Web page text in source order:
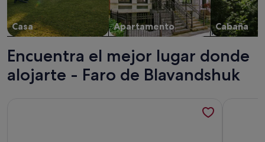
Casa Apartamento Cabaña
Encuentra el mejor lugar donde
alojarte - Faro de Blavandshuk
Más información sobre BV427 Blåvand - Horns Bjerge 35